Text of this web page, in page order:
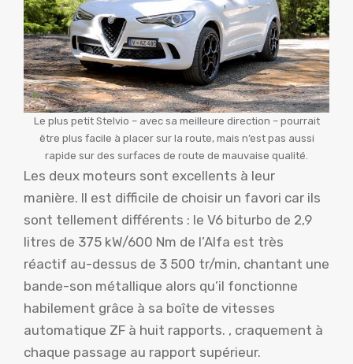
Le plus petit Stelvio – avec sa meilleure direction – pourrait
être plus facile à placer sur la route, mais n’est pas aussi
rapide sur des surfaces de route de mauvaise qualité.
Les deux moteurs sont excellents à leur
manière. Il est difficile de choisir un favori car ils
sont tellement différents : le V6 biturbo de 2,9
litres de 375 kW/600 Nm de l’Alfa est très
réactif au-dessus de 3 500 tr/min, chantant une
bande-son métallique alors qu’il fonctionne
habilement grâce à sa boîte de vitesses
automatique ZF à huit rapports. , craquement à
chaque passage au rapport supérieur.